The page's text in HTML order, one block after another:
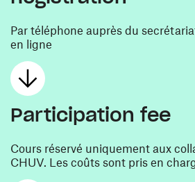
Par téléphone auprès du
en ligne
Participation fee
Cours réservé uniquement aux
CHUV. Les coûts sont pris en